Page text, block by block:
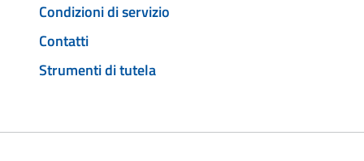
Condizioni di servizio
Contatti
Strumenti di tutela